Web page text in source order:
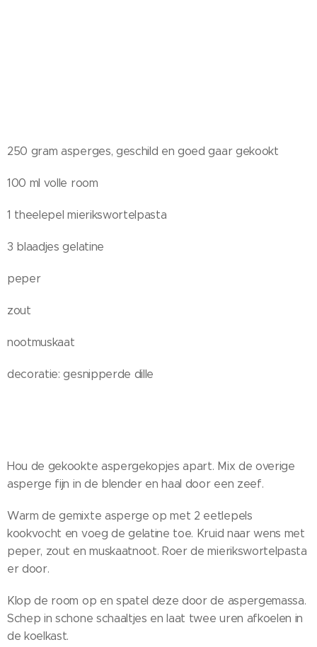
250 gram asperges, geschild en goed gaar gekookt
100 ml volle room
1 theelepel mierikswortelpasta
3 blaadjes gelatine
peper
zout
nootmuskaat
decoratie: gesnipperde dille
Hou de gekookte aspergekopjes apart. Mix de overige
asperge fijn in de blender en haal door een zeef.
Warm de gemixte asperge op met 2 eetlepels
kookvocht en voeg de gelatine toe. Kruid naar wens met
peper, zout en muskaatnoot. Roer de mierikswortelpasta
er door.
Klop de room op en spatel deze door de aspergemassa.
Schep in schone schaaltjes en laat twee uren afkoelen in
de koelkast.